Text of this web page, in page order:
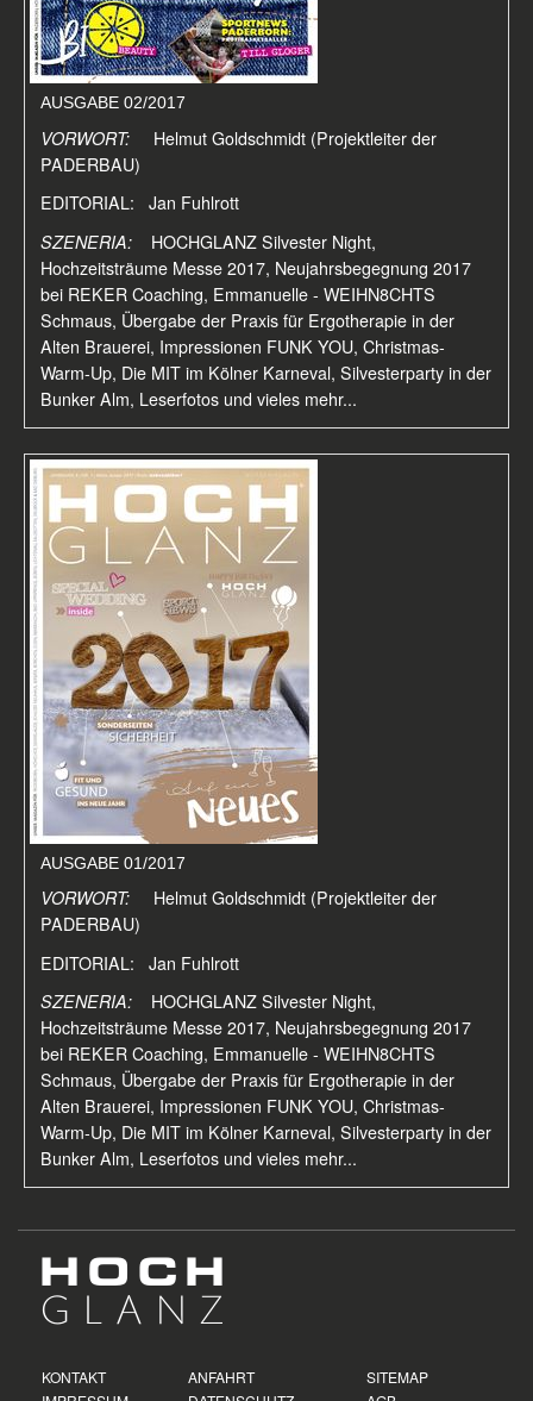
AUSGABE 02/2017
VORWORT:
Helmut Goldschmidt (Projektleiter der
PADERBAU)
EDITORIAL: Jan Fuhlrott
SZENERIA: HOCHGLANZ Silvester Night,
Hochzeitsträume Messe 2017, Neujahrsbegegnung 2017
bei REKER Coaching, Emmanuelle - WEIHN8CHTS
Schmaus, Übergabe der Praxis für Ergotherapie in der
Alten Brauerei, Impressionen FUNK YOU, Christmas-
Warm-Up, Die MIT im Kölner Karneval, Silvesterparty in der
Bunker Alm, Leserfotos und vieles mehr...
AUSGABE 01/2017
VORWORT:
Helmut Goldschmidt (Projektleiter der
PADERBAU)
EDITORIAL: Jan Fuhlrott
SZENERIA: HOCHGLANZ Silvester Night,
Hochzeitsträume Messe 2017, Neujahrsbegegnung 2017
bei REKER Coaching, Emmanuelle - WEIHN8CHTS
Schmaus, Übergabe der Praxis für Ergotherapie in der
Alten Brauerei, Impressionen FUNK YOU, Christmas-
Warm-Up, Die MIT im Kölner Karneval, Silvesterparty in der
Bunker Alm, Leserfotos und vieles mehr...
KONTAKT ANFAHRT
SITEMAP